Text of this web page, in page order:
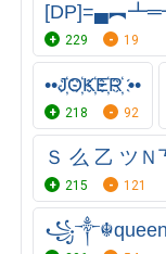
229 19
••J҉O҉K҉E҉R҉ ••
218 92
Ｓ 么 乙 ツＮ
215 121